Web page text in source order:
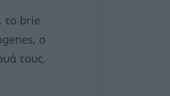
το brie
o
τους.